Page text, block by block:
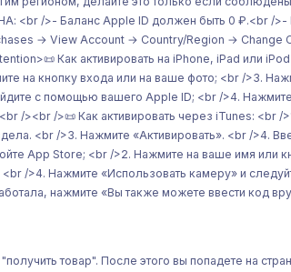
/>- Баланс Apple ID должен быть 0 ₽.<br />-
→ View Account → Country/Region → Change
Как активировать на iPhone, iPad или
на кнопку входа или на ваше фото; <br />3.
с помощью вашего Apple ID; <br />4.
/><br />📜 Как активировать через iTunes: <br /
<br />3. Нажмите «Активировать». <br />4.
App Store; <br />2. Нажмите на ваше имя или
/>4. Нажмите «Использовать камеру» и
нажмите «Вы также можете ввести код
товар". После этого вы попадете на